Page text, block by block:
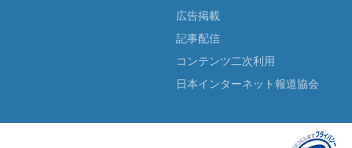
広告掲載
記事配信
コンテンツ二次利用
日本インターネット報道協会